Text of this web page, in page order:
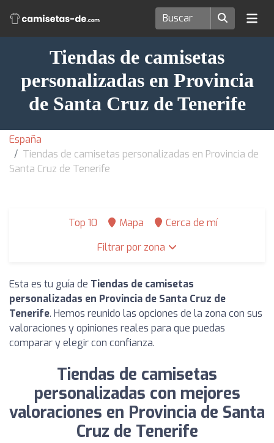
Tiendas de camisetas
personalizadas en Provincia
de Santa Cruz de Tenerife
España
Tiendas de camisetas personalizadas en Provincia de
Santa Cruz de Tenerife
Top 10 Mapa
Cerca de mí
Filtrar por zona
Esta es tu guía de Tiendas de camisetas
personalizadas en Provincia de Santa Cruz de
Tenerife. Hemos reunido las opciones de la zona con sus
valoraciones y opiniones reales para que puedas
comparar y elegir con confianza.
Tiendas de camisetas
personalizadas con mejores
valoraciones en Provincia de Santa
Cruz de Tenerife